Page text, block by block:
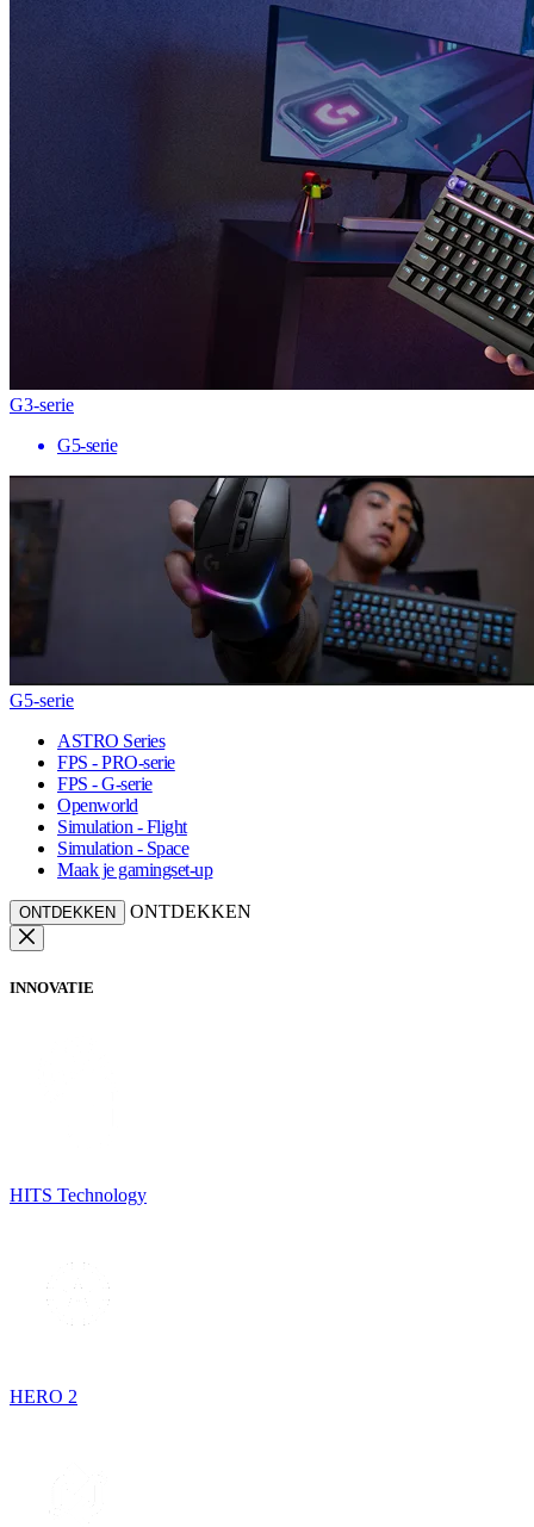
G3-serie
G5-serie
G5-serie
ASTRO Series
FPS - PRO-serie
FPS - G-serie
Openworld
Simulation - Flight
Simulation - Space
Maak je gamingset-up
ONTDEKKEN ONTDEKKEN
INNOVATIE
HITS Technology
HERO 2